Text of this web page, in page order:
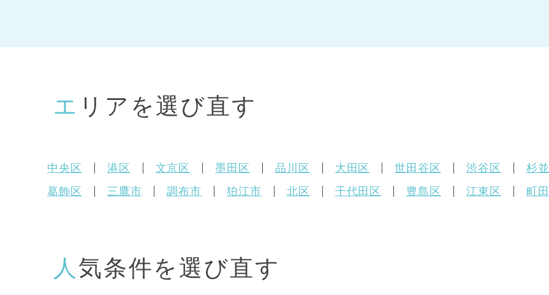
エリアを選び直す
中央区 港区 文京区 墨田区 品川区 大田区 世田谷区 渋谷区
杉
葛飾区
三鷹市 調布市 狛江市 北区 千代田区 豊島区 江東区 町
人気条件を選び直す